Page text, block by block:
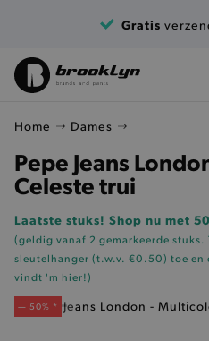
Gratis
Home Dames
Pepe Jeans
Celeste trui
Laatste stuks! Shop nu met
(geldig vanaf 2 gemarkeerde stuks.
sleutelhanger (t.w.v. €0.50) toe en
vindt 'm hier!)
— 50% *